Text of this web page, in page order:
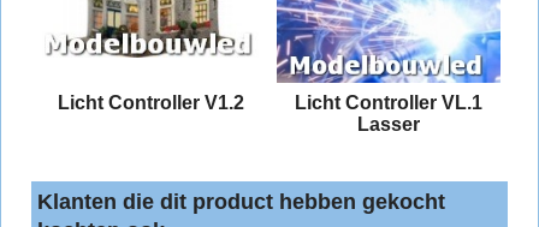
Licht Controller V1.2
Licht Controller VL.1
Lasser
Klanten die dit product hebben gekocht